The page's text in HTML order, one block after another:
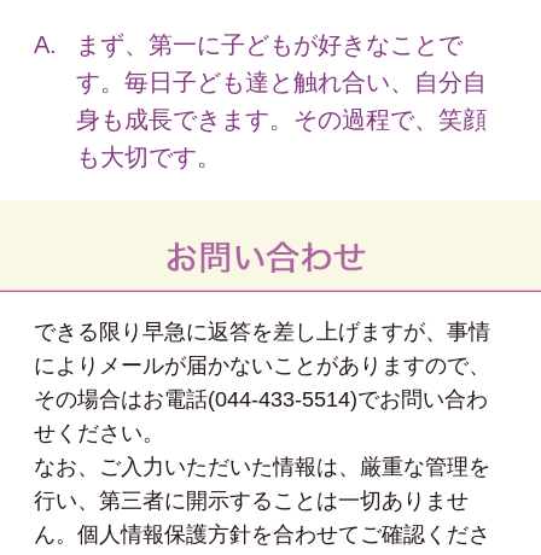
まず、第一に子どもが好きなことで
す。毎日子ども達と触れ合い、自分自
身も成長できます。その過程で、笑顔
も大切です。
できる限り早急に返答を差し上げますが、 事情
によりメールが届かないことがありますので、
その場合はお電話(044-433-5514)でお問い合わ
せください。
なお、ご入力いただいた情報は、厳重な管理を
行い、 第三者に開示することは一切ありませ
ん。 個人情報保護方針を合わせてご確認くださ